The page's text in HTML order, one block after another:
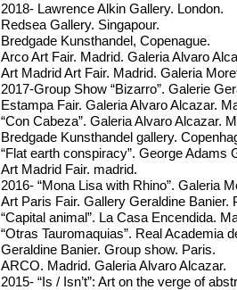
2018- Lawrence Alkin Gallery. London.
Redsea Gallery. Singapour.
Bredgade Kunsthandel, Copenague.
Arco Art Fair. Madrid. Galeria Alvaro
Art Madrid Art Fair. Madrid. Galeria
2017-Group Show “Bizarro”. Galerie
Estampa Fair. Galeria Alvaro Alcazar.
“Con Cabeza”. Galeria Alvaro Alcazar.
Bredgade Kunsthandel gallery.
“Flat earth conspiracy”. George Adams
Art Madrid Fair. madrid.
2016- “Mona Lisa with Rhino”. Galeria
Art Paris Fair. Gallery Geraldine Banier.
“Capital animal”. La Casa Encendida.
“Otras Tauromaquias”. Real Academia
Geraldine Banier. Group show. Paris.
ARCO. Madrid. Galeria Alvaro Alcazar.
2015- “Is / Isn’t”: Art on the verge of